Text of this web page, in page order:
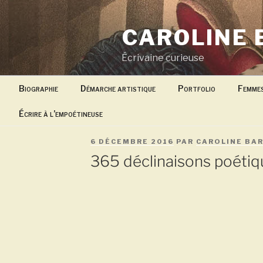
Aller
principal
CAROLINE
Écrivaine curieuse
Biographie Démarche artistique Portfolio
Écrire à l’empoétineuse
PUBLIÉ
LE
6 DÉCEMBRE 2016 PAR CAROLINE
365 déclinaisons